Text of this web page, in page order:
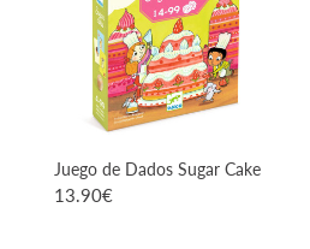
Juego de Dados Sugar Cake
13.90€